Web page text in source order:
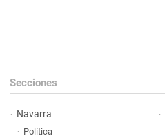
Secciones
Navarra
Política